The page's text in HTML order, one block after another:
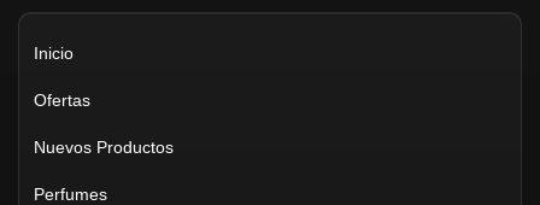
Inicio
Ofertas
Nuevos Productos
Perfumes